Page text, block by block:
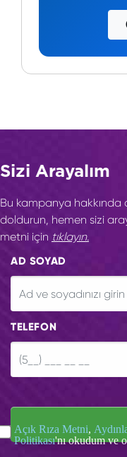
Sizi Arayalım
Bu kampanya hakkında
doldurun, hemen sizi
metni için tıklayın.
AD SOYAD
TELEFON
Açık Rıza Metni,
Politikası'nı okudum ve